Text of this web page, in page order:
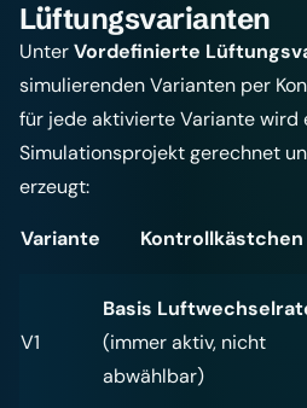
Lüftungsvarianten
UnterVordefinierte
simulierenden Varianten per
für jede aktivierte Variante wird
Simulationsprojekt gerechnet
erzeugt:
Variante Kontrollkästchen
V1
Basis
(immer aktiv, nicht
abwählbar)